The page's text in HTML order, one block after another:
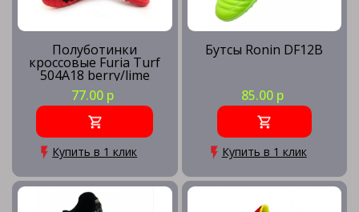
Полуботинки
кроссовые Furia Turf
504А18 berry/lime
77.00 р
Купить в 1 клик
Бутсы Ronin DF12B
85.00 р
Купить в 1 клик